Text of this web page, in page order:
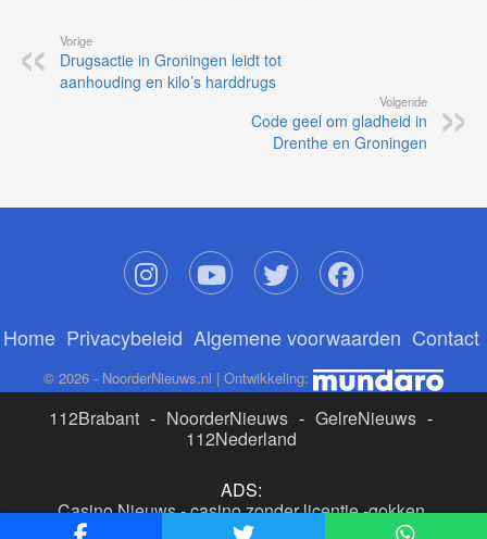
Vorige
Drugsactie in Groningen leidt tot
aanhouding en kilo’s harddrugs
Volgende
Code geel om gladheid in
Drenthe en Groningen
Home Privacybeleid Algemene voorwaarden Contact
© 2026 - NoorderNieuws.nl | Ontwikkeling:
112Brabant - NoorderNieuws - GelreNieuws -
112Nederland
ADS:
Casino Nieuws-casino zonder licentie-gokken
buitenlandse site
beste online casino nederland